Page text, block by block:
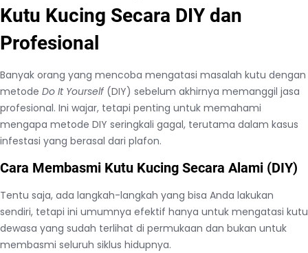
Kutu Kucing Secara DIY dan
Profesional
Banyak orang yang mencoba mengatasi masalah kutu dengan
metode Do It Yourself(DIY) sebelum akhirnya memanggil jasa
profesional. Ini wajar, tetapi penting untuk memahami
mengapa metode DIY seringkali gagal, terutama dalam kasus
infestasi yang berasal dari plafon.
Cara Membasmi Kutu Kucing Secara Alami (DIY)
Tentu saja, ada langkah-langkah yang bisa Anda lakukan
sendiri, tetapi ini umumnya efektif hanya untuk mengatasi kutu
dewasa yang sudah terlihat di permukaan dan bukan untuk
membasmi seluruh siklus hidupnya.